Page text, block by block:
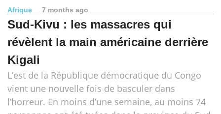
Afrique 7 months ago
Sud-Kivu : les massacres qui
révèlent la main américaine derrière
Kigali
L’est de la République démocratique du Congo
vient une nouvelle fois de basculer dans
l’horreur. En moins d’une semaine, au moins 74